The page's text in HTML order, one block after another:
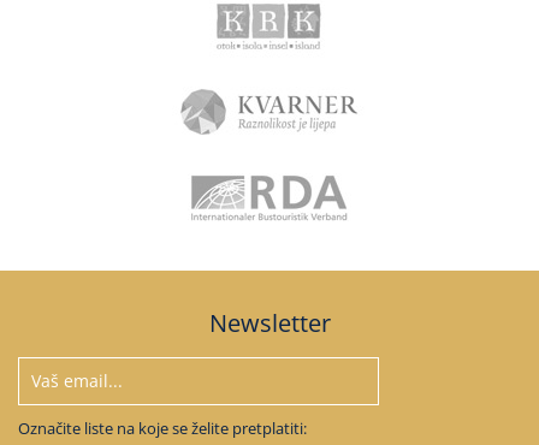
Newsletter
Označite liste na koje se želite pretplatiti: